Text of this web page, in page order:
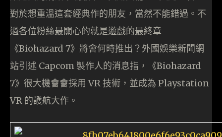
對於想重溫這套經典作的朋友，當然不能錯過。不
過各位粉絲最關心的就是遊戲的最終章
《Biohazard 7》將會何時推出？外國娛樂新聞網
站引述 Capcom 製作人的消息指，《Biohazard
7》很大機會會採用 VR 技術，並成為 Playstation
VR 的護航大作。